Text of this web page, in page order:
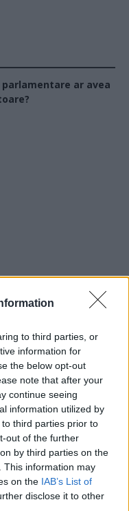
to third parties, or
information for
the below opt-out
note that after your
continue seeing
information utilized by
third parties prior to
out of the further
by third parties on the
This information may
on the IAB’s List of
disclose it to other
ar avea